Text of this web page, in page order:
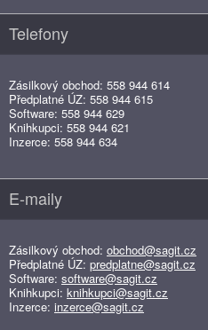
Telefony
Zásilkový obchod: 558 944 614
Předplatné ÚZ: 558 944 615
Software: 558 944 629
Knihkupci: 558 944 621
Inzerce: 558 944 634
E-maily
Zásilkový obchod: obchod@sagit.cz
Předplatné ÚZ: predplatne@sagit.cz
Software: software@sagit.cz
Knihkupci: knihkupci@sagit.cz
Inzerce: inzerce@sagit.cz